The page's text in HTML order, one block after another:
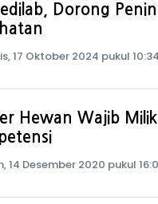
Dorong
17 Oktober 2024 pukul
Hewan Wajib
14 Desember 2020 pukul